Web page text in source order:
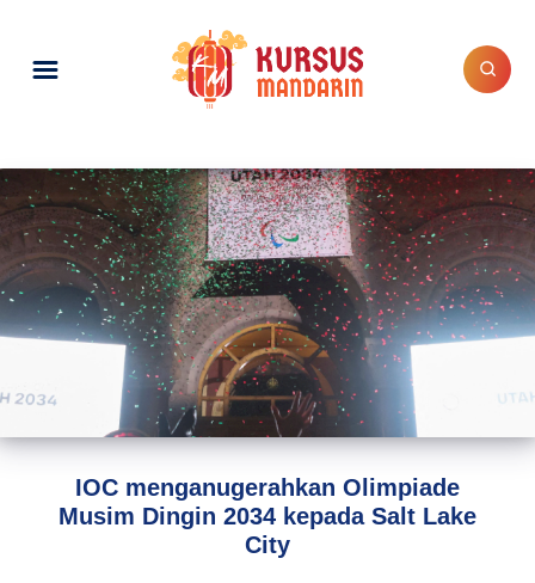
IOC menganugerahkan Olimpiade
Musim Dingin 2034 kepada Salt Lake
City